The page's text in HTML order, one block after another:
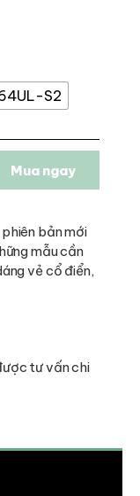
S2
Mua ngay
bản mới
mẫu cần
vẻ cổ điển,
tư vấn chi